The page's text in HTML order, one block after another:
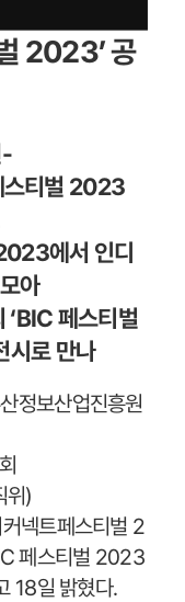
2023’공
-
스티벌 2023
에서 인디
아
‘BIC 페스티벌
시로 만나
정보산업진흥원
위)
넥트페스티벌 2
페스티벌 2023
18일 밝혔다.